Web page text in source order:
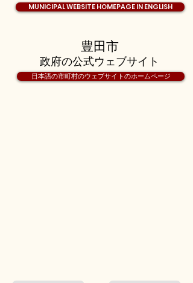
MUNICIPAL WEBSITE HOMEPAGE IN ENGLISH
豊田市
日本語の市町村のウェブサイトのホームページ
政府の公式ウェブサイト